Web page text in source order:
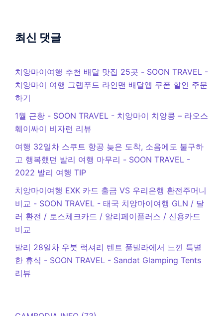
최신 댓글
치앙마이여행 추천 배달 맛집 25곳 - SOON TRAVEL -
치앙마이 여행 그랩푸드 라인맨 배달앱 쿠폰 할인 주문
하기
1월 근황 - SOON TRAVEL - 치앙마이 치앙콩 – 라오스
훼이싸이 비자런 리뷰
여행 32일차 스쿠트 항공 늦은 도착, 소음에도 불구하
고 행복했던 발리 여행 마무리 - SOON TRAVEL -
2022 발리 여행 TIP
치앙마이여행 EXK 카드 출금 VS 우리은행 환전주머니
비교 - SOON TRAVEL - 태국 치앙마이여행 GLN / 달
러 환전 / 토스체크카드 / 알리페이플러스 / 신용카드
비교
발리 28일차 우붓 럭셔리 텐트 풀빌라에서 느낀 특별
한 휴식 - SOON TRAVEL - Sandat Glamping Tents
리뷰